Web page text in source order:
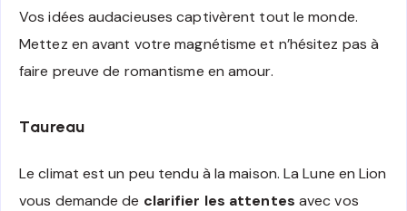
Vos idées audacieuses captivèrent tout le monde.
Mettez en avant votre magnétisme et n’hésitez pas à
faire preuve de romantisme en amour.
Taureau
Le climat est un peu tendu à la maison. La Lune en Lion
vous demande de clarifier les attentes avec vos